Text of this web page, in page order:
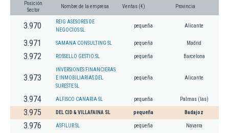
Posición
Sector
Nombre de la empresa Ventas (€) Provincia
3.970
REIG ASESORES DE
NEGOCIOS SL.
pequeña Alicante
3.971 SAMANA CONSULTING SL pequeña Madrid
3.972 ROSSELLO GESTIO SL pequeña Barcelona
3.973
INVERSIONES FINANCIERAS
E INMOBILIARIAS DEL
SURESTE SL
pequeña Alicante
3.974 ALFISCO CANARIA SL pequeña Palmas (las)
3.975 DEL CID & VILLAFAINA SL pequeña Badajoz
3.976 ASFILUR SL pequeña Navarra